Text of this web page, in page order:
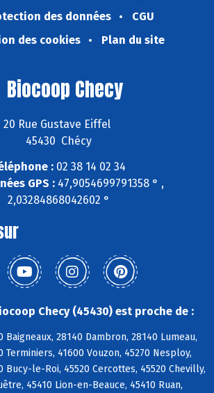
des données
CGU
des cookies
Plan du site
Biocoop Checy
20 Rue Gustave Eiffel
45430 Chécy
:02 38 14 02 34
GPS :47,9054699791358 ° ,
2,03284868042602 °
Checy (45430) est proche de :
Baigneaux, 28140 Dambron, 28140 Lumeau,
Terminiers, 41600 Vouzon, 45270 Nesploy,
Bucy-le-Roi, 45520 Cercottes, 45520 Chevilly,
45410 Lion-en-Beauce, 45410 Ruan,